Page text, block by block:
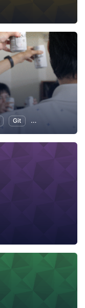
Git プログラミング